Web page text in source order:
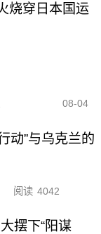
烧穿日本国运
08-04
动”与乌克兰的
阅读 4042
摆下“阳谋